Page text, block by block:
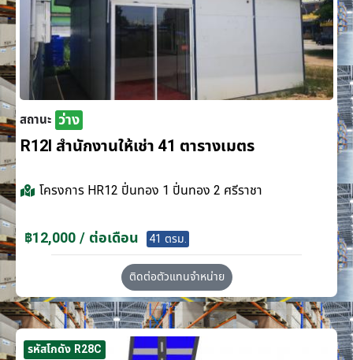
สถานะ ว่าง
R12I สำนักงานให้เช่า 41 ตารางเมตร
โครงการ HR12 ปิ่นทอง 1 ปิ่นทอง 2 ศรีราชา
฿12,000 / ต่อเดือน 41 ตรม.
ติดต่อตัวแทนจำหน่าย
รหัสโกดัง R28C